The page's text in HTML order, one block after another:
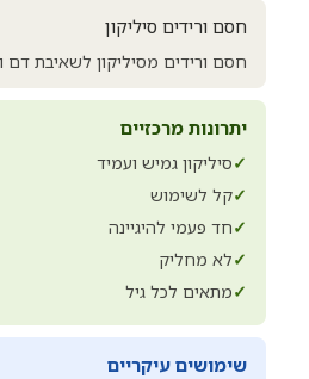
חסם ורידים סיליקון
חסם ורידים מסיליקון לשאיבת דם
יתרונות מרכזיים
✓סיליקון גמיש ועמיד
✓קל לשימוש
✓חד פעמי להיגיינה
✓לא מחליק
✓מתאים לכל גיל
שימושים עיקריים